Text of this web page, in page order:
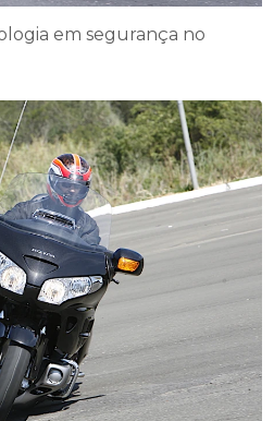
em segurança no